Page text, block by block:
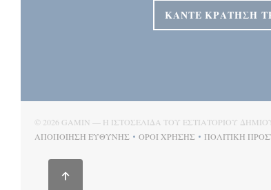
ΚΆΝΤΕ ΚΡΆΤΗΣΗ
© 2026 GAMIN — Η ΙΣΤΟΣΕΛΊΔΑ ΤΟΥ ΕΣΤΙΑΤΟΡΊΟΥ
ΑΠΟΠΟΊΗΣΗ ΕΥΘΎΝΗΣ
((ΑΝΟΊΓΕΙ ΣΕ ΝΈΟ ΠΑΡΆΘΥΡΟ))
ΌΡΟΙ ΧΡΉΣΗΣ
((ΑΝΟΊΓΕΙ ΣΕ ΝΈΟ
ΠΟΛΙΤΙΚΉ